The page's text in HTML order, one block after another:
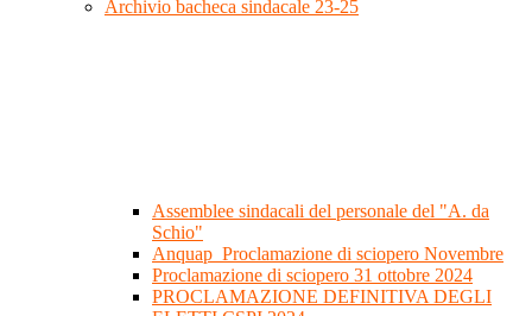
Archivio bacheca sindacale 23-25
Assemblee sindacali del personale del "A. da
Schio"
Anquap_Proclamazione di sciopero Novembre
Proclamazione di sciopero 31 ottobre 2024
PROCLAMAZIONE DEFINITIVA DEGLI